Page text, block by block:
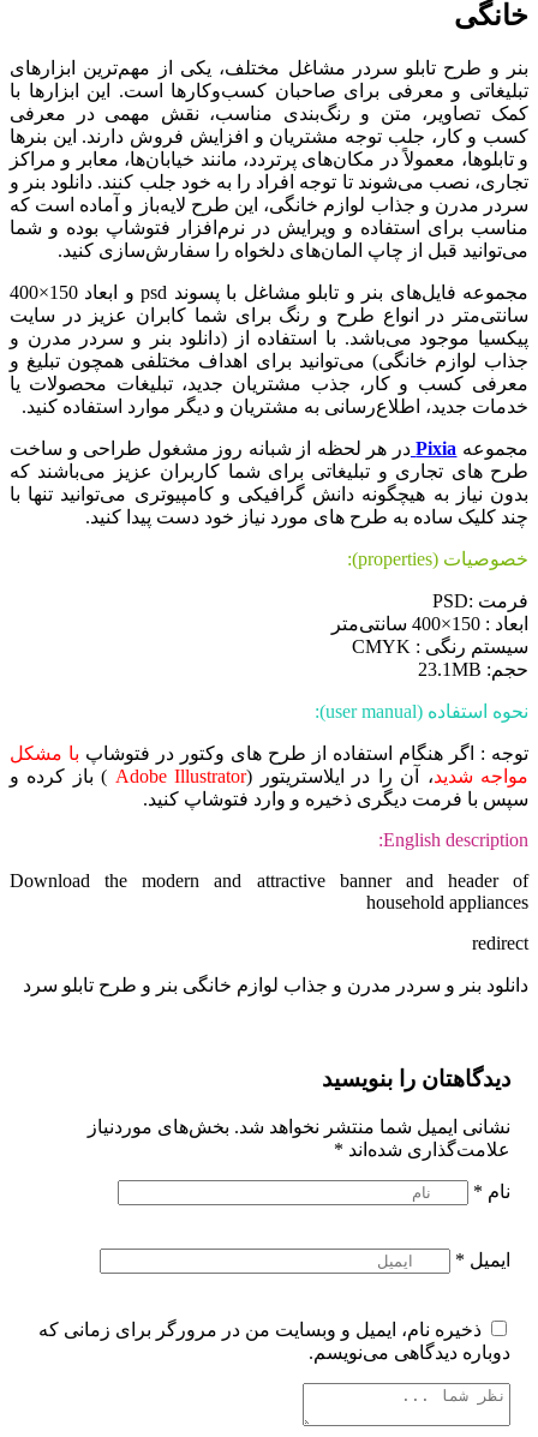
خانگی
بنر و طرح تابلو سردر مشاغل مختلف، یکی از مهم‌ترین ابزارهای
تبلیغاتی و معرفی برای صاحبان کسب‌وکارها است. این ابزارها با
کمک تصاویر، متن و رنگ‌بندی مناسب، نقش مهمی در معرفی
کسب و کار، جلب توجه مشتریان و افزایش فروش دارند. این بنرها
و تابلوها، معمولاً در مکان‌های پرتردد، مانند خیابان‌ها، معابر و مراکز
تجاری، نصب می‌شوند تا توجه افراد را به خود جلب کنند. دانلود بنر و
سردر مدرن و جذاب لوازم خانگی، این طرح لایه‌باز و آماده است که
مناسب برای استفاده و ویرایش در نرم‌افزار فتوشاپ بوده و شما
می‌توانید قبل از چاپ المان‌های دلخواه را سفارش‌سازی کنید.
مجموعه فایل‌های بنر و تابلو مشاغل با پسوند psd و ابعاد 150×400
سانتی‌متر در انواع طرح و رنگ برای شما کابران عزیز در سایت
پیکسیا موجود می‌باشد. با استفاده از (دانلود بنر و سردر مدرن و
جذاب لوازم خانگی) می‌توانید برای اهداف مختلفی همچون تبلیغ و
معرفی کسب و کار، جذب مشتریان جدید، تبلیغات محصولات یا
خدمات جدید، اطلاع‌رسانی به مشتریان و دیگر موارد استفاده کنید.
مجموعه Pixia در هر لحظه از شبانه روز مشغول طراحی و ساخت
طرح های تجاری و تبلیغاتی برای شما کاربران عزیز می‌باشند که
بدون نیاز به هیچگونه دانش گرافیکی و کامپیوتری می‌توانید تنها با
چند کلیک ساده به طرح های مورد نیاز خود دست پیدا کنید.
خصوصیات (properties):
فرمت :PSD
ابعاد : 150×400 سانتی‌متر
سیستم رنگی : CMYK
حجم: 23.1MB
نحوه استفاده (user manual):
توجه : اگر هنگام استفاده از طرح های وکتور در فتوشاپ با مشکل
مواجه شدید، آن را در ایلاستریتور (Adobe Illustrator ) باز کرده و
سپس با فرمت دیگری ذخیره و وارد فتوشاپ کنید.
English description:
Download the modern and attractive banner and header of
household appliances
redirect
دانلود بنر و سردر مدرن و جذاب لوازم خانگی بنر و طرح تابلو سرد
دیدگاهتان را بنویسید
نشانی ایمیل شما منتشر نخواهد شد. بخش‌های موردنیاز
علامت‌گذاری شده‌اند *
نام *
ایمیل *
ذخیره نام، ایمیل و وبسایت من در مرورگر برای زمانی که
دوباره دیدگاهی می‌نویسم.